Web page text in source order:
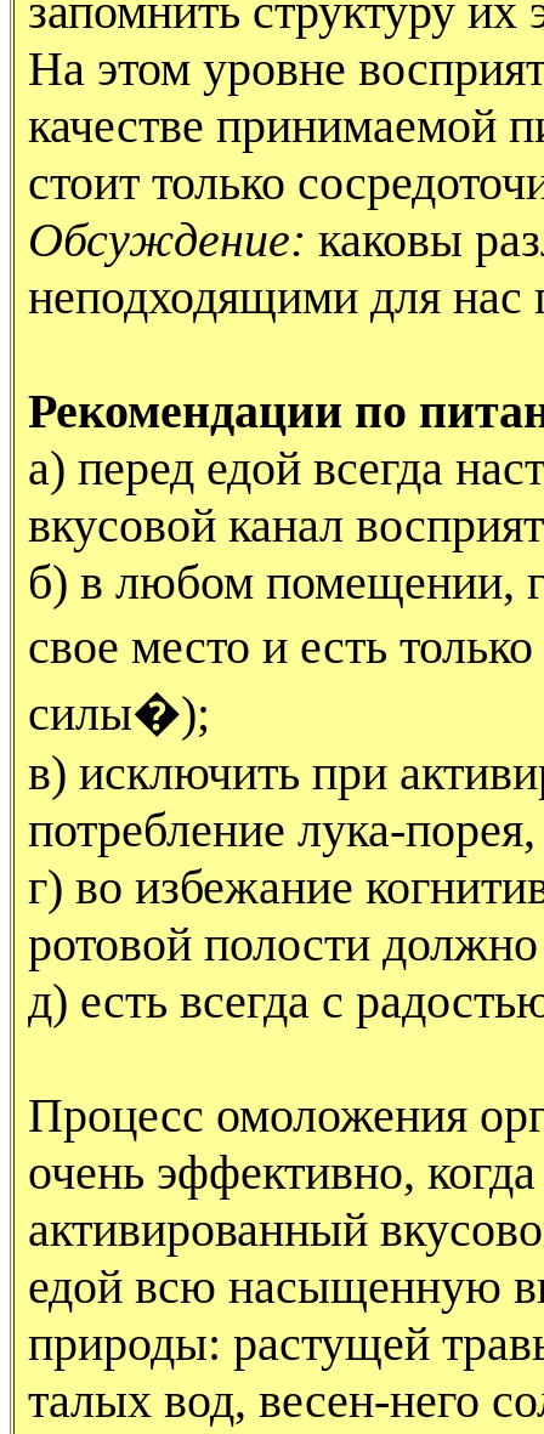
запомнить структуру их
На этом уровне
качестве принимаемой
стоит только
Обсуждение: каковы
неподходящими для нас
Рекомендации по
а) перед едой всегда
вкусовой канал
б) в любом помещении,
свое место и есть
силы�);
в) исключить при
потребление лука-
г) во избежание
ротовой полости
д) есть всегда с
Процесс омоложения
очень эффективно,
активированный
едой всю насыщенную
природы: растущей
талых вод, весен-него